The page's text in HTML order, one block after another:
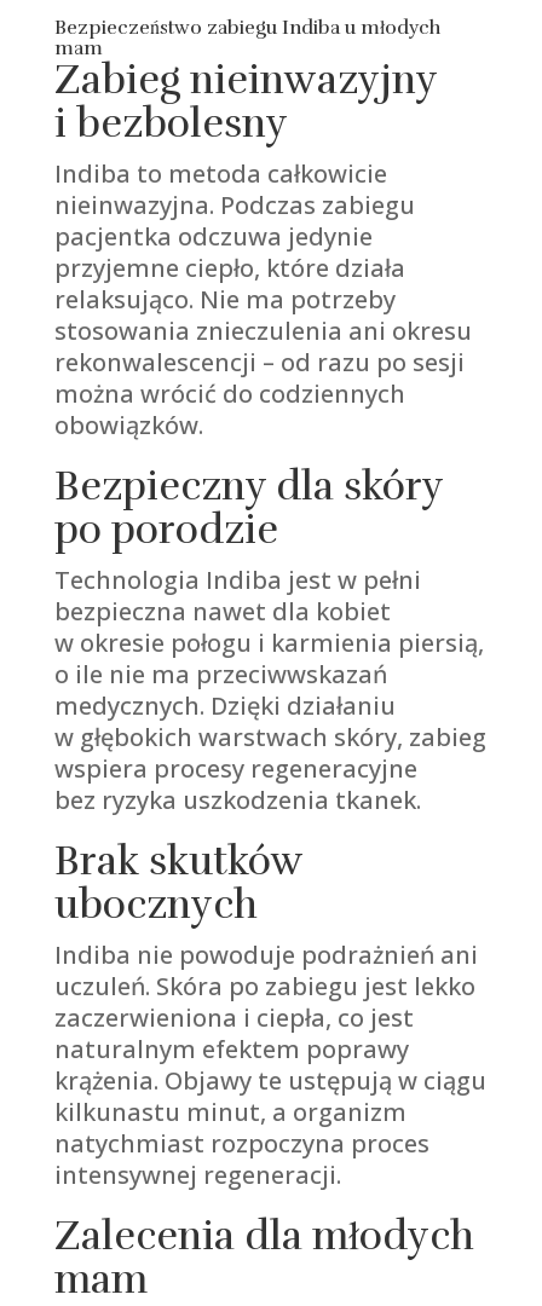
Bezpieczeństwo zabiegu Indiba u młodych
mam
Zabieg nieinwazyjny
i bezbolesny
Indiba to metoda całkowicie
nieinwazyjna. Podczas zabiegu
pacjentka odczuwa jedynie
przyjemne ciepło, które działa
relaksująco. Nie ma potrzeby
stosowania znieczulenia ani okresu
rekonwalescencji – od razu po sesji
można wrócić do codziennych
obowiązków.
Bezpieczny dla skóry
po porodzie
Technologia Indiba jest w pełni
bezpieczna nawet dla kobiet
w okresie połogu i karmienia piersią,
o ile nie ma przeciwwskazań
medycznych. Dzięki działaniu
w głębokich warstwach skóry, zabieg
wspiera procesy regeneracyjne
bez ryzyka uszkodzenia tkanek.
Brak skutków
ubocznych
Indiba nie powoduje podrażnień ani
uczuleń. Skóra po zabiegu jest lekko
zaczerwieniona i ciepła, co jest
naturalnym efektem poprawy
krążenia. Objawy te ustępują w ciągu
kilkunastu minut, a organizm
natychmiast rozpoczyna proces
intensywnej regeneracji.
Zalecenia dla młodych
mam